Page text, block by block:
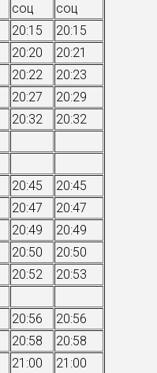
соц
соц
20:15
20:15
20:20
20:21
20:22
20:23
20:27
20:29
20:32
20:32
20:45
20:45
20:47
20:47
20:49
20:49
20:50
20:50
20:52
20:53
20:56
20:56
20:58
20:58
21:00 21:00